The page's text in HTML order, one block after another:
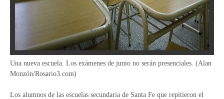
Una nueva escuela. Los exámenes de junio no serán presenciales. (Alan
Monzón/Rosario3.com)
Los alumnos de las escuelas secundaria de Santa Fe que repitieron el